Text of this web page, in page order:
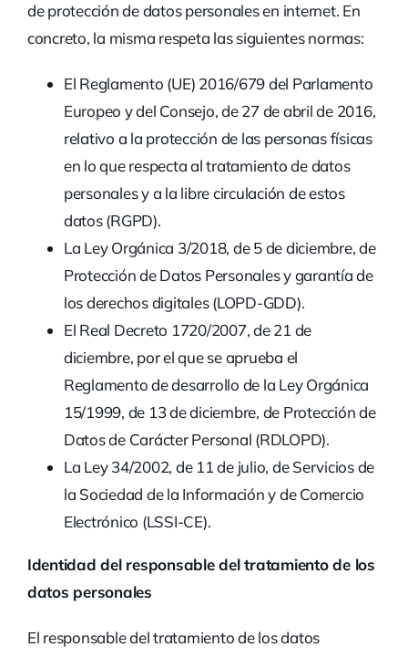
de protección de datos personales en internet. En
concreto, la misma respeta las siguientes normas:
El Reglamento (UE) 2016/679 del Parlamento
Europeo y del Consejo, de 27 de abril de 2016,
relativo a la protección de las personas físicas
en lo que respecta al tratamiento de datos
personales y a la libre circulación de estos
datos (RGPD).
La Ley Orgánica 3/2018, de 5 de diciembre, de
Protección de Datos Personales y garantía de
los derechos digitales (LOPD-GDD).
El Real Decreto 1720/2007, de 21 de
diciembre, por el que se aprueba el
Reglamento de desarrollo de la Ley Orgánica
15/1999, de 13 de diciembre, de Protección de
Datos de Carácter Personal (RDLOPD).
La Ley 34/2002, de 11 de julio, de Servicios de
la Sociedad de la Información y de Comercio
Electrónico (LSSI-CE).
Identidad del responsable del tratamiento de los
datos personales
El responsable del tratamiento de los datos